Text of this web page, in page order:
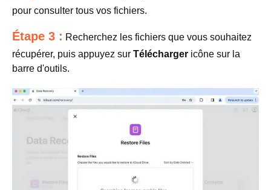
pour consulter tous vos fichiers.
Étape 3 : Recherchez les fichiers que vous souhaitez
récupérer, puis appuyez sur Télécharger icône sur la
barre d'outils.